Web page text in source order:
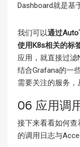
Dashboard就是基
我们可以通过
使用K8s相关的标
应用，就直接过滤
结合Grafana的一
需要关注的服务，
06 应用调
接下来看看如何查
的调用日志与